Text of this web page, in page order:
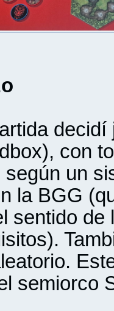
con
un
la BGG
sentido
semiorco